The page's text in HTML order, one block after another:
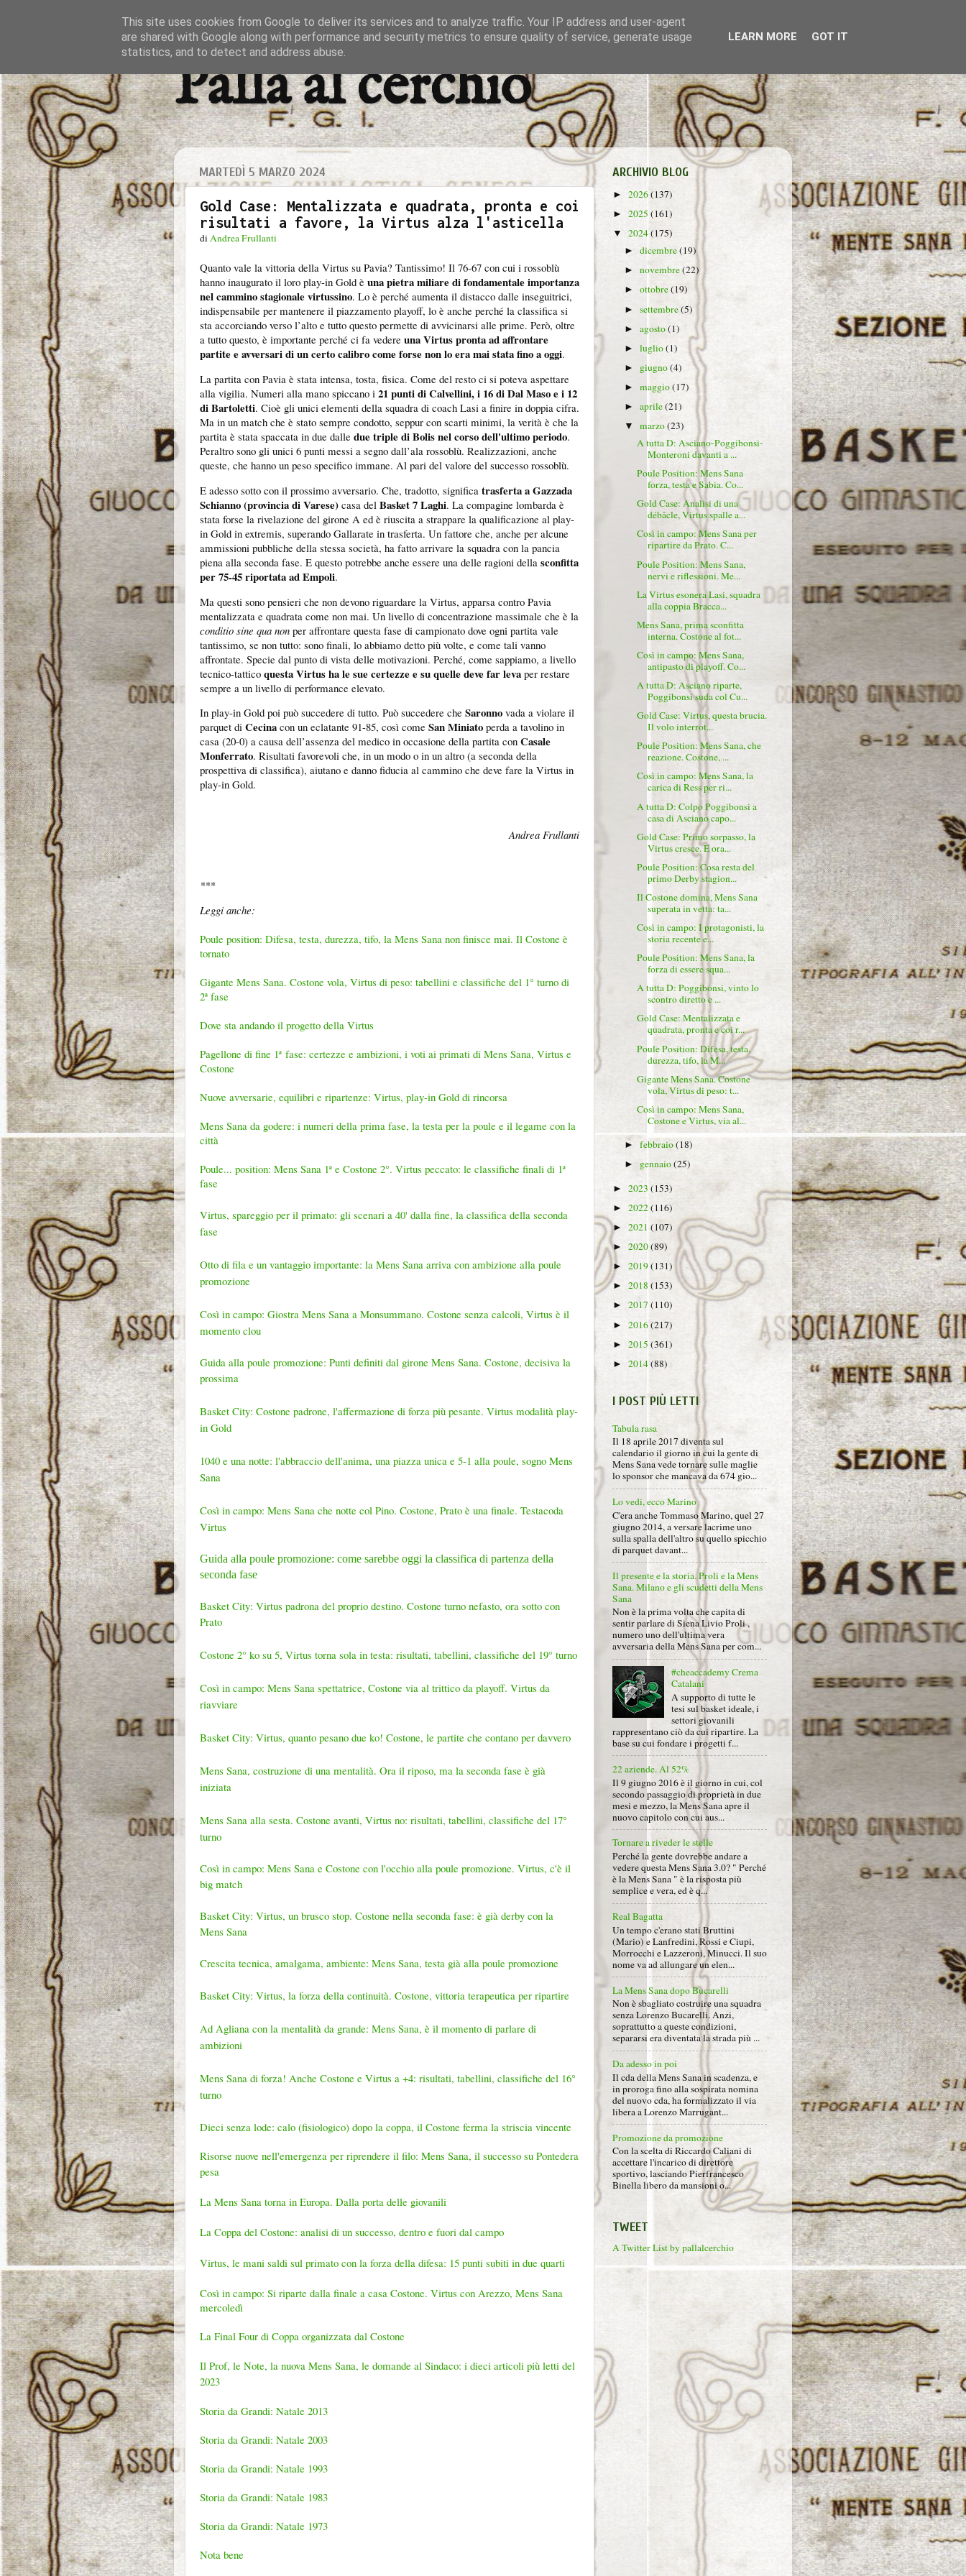
Palla al cerchio
MARTEDÌ 5 MARZO 2024
Gold Case: Mentalizzata e quadrata, pronta e coi
risultati a favore, la Virtus alza l'asticella
diAndrea Frullanti
Quanto vale la vittoria della Virtus su Pavia? Tantissimo! Il 76-67 con cui i rossoblù
hanno inaugurato il loro play-in Gold è una pietra miliare di fondamentale importanza
nel cammino stagionale virtussino. Lo è perché aumenta il distacco dalle inseguitrici,
indispensabile per mantenere il piazzamento playoff, lo è anche perché la classifica si
sta accorciando verso l’alto e tutto questo permette di avvicinarsi alle prime. Però, oltre
a tutto questo, è importante perché ci fa vedere una Virtus pronta ad affrontare
partite e avversari di un certo calibro come forse non lo era mai stata fino a oggi.
La partita con Pavia è stata intensa, tosta, fisica. Come del resto ci si poteva aspettare
alla vigilia. Numeri alla mano spiccano i 21 punti di Calvellini, i 16 di Dal Maso e i 12
di Bartoletti. Cioè gli unici elementi della squadra di coach Lasi a finire in doppia cifra.
Ma in un match che è stato sempre condotto, seppur con scarti minimi, la verità è che la
partita è stata spaccata in due dalle due triple di Bolis nel corso dell'ultimo periodo.
Peraltro sono gli unici 6 punti messi a segno dall’ala rossoblù. Realizzazioni, anche
queste, che hanno un peso specifico immane. Al pari del valore del successo rossoblù.
E adesso sotto con il prossimo avversario. Che, tradotto, significa trasferta a Gazzada
Schianno (provincia di Varese) casa del Basket 7 Laghi. La compagine lombarda è
stata forse la rivelazione del girone A ed è riuscita a strappare la qualificazione al play-
in Gold in extremis, superando Gallarate in trasferta. Un fattore che, anche per alcune
ammissioni pubbliche della stessa società, ha fatto arrivare la squadra con la pancia
piena alla seconda fase. E questo potrebbe anche essere una delle ragioni della sconfitta
per 75-45 riportata ad Empoli.
Ma questi sono pensieri che non devono riguardare la Virtus, apparsa contro Pavia
mentalizzata e quadrata come non mai. Un livello di concentrazione massimale che è la
conditio sine qua non per affrontare questa fase di campionato dove ogni partita vale
tantissimo, se non tutto: sono finali, lo abbiamo detto più volte, e come tali vanno
affrontate. Specie dal punto di vista delle motivazioni. Perché, come sappiamo, a livello
tecnico-tattico questa Virtus ha le sue certezze e su quelle deve far leva per restare
sempre a un livello di performance elevato.
In play-in Gold poi può succedere di tutto. Può succedere che Saronno vada a violare il
parquet di Cecina con un eclatante 91-85, così come San Miniato perda a tavolino in
casa (20-0) a causa dell’assenza del medico in occasione della partita con Casale
Monferrato. Risultati favorevoli che, in un modo o in un altro (a seconda della
prospettiva di classifica), aiutano e danno fiducia al cammino che deve fare la Virtus in
play-in Gold.
Andrea Frullanti
***
Leggi anche:
Poule position: Difesa, testa, durezza, tifo, la Mens Sana non finisce mai. Il Costone è
tornato
Gigante Mens Sana. Costone vola, Virtus di peso: tabellini e classifiche del 1° turno di
2ª fase
Dove sta andando il progetto della Virtus
Pagellone di fine 1ª fase: certezze e ambizioni, i voti ai primati di Mens Sana, Virtus e
Costone
Nuove avversarie, equilibri e ripartenze: Virtus, play-in Gold di rincorsa
Mens Sana da godere: i numeri della prima fase, la testa per la poule e il legame con la
città
Poule... position: Mens Sana 1ª e Costone 2°. Virtus peccato: le classifiche finali di 1ª
fase
Virtus, spareggio per il primato: gli scenari a 40' dalla fine, la classifica della seconda
fase
Otto di fila e un vantaggio importante: la Mens Sana arriva con ambizione alla poule
promozione
Così in campo: Giostra Mens Sana a Monsummano. Costone senza calcoli, Virtus è il
momento clou
Guida alla poule promozione: Punti definiti dal girone Mens Sana. Costone, decisiva la
prossima
Basket City: Costone padrone, l'affermazione di forza più pesante. Virtus modalità play-
in Gold
1040 e una notte: l'abbraccio dell'anima, una piazza unica e 5-1 alla poule, sogno Mens
Sana
Così in campo: Mens Sana che notte col Pino. Costone, Prato è una finale. Testacoda
Virtus
Guida alla poule promozione: come sarebbe oggi la classifica di partenza della
seconda fase
Basket City: Virtus padrona del proprio destino. Costone turno nefasto, ora sotto con
Prato
Costone 2° ko su 5, Virtus torna sola in testa: risultati, tabellini, classifiche del 19° turno
Così in campo: Mens Sana spettatrice, Costone via al trittico da playoff. Virtus da
riavviare
Basket City: Virtus, quanto pesano due ko! Costone, le partite che contano per davvero
Mens Sana, costruzione di una mentalità. Ora il riposo, ma la seconda fase è già
iniziata
Mens Sana alla sesta. Costone avanti, Virtus no: risultati, tabellini, classifiche del 17°
turno
Così in campo: Mens Sana e Costone con l'occhio alla poule promozione. Virtus, c'è il
big match
Basket City: Virtus, un brusco stop. Costone nella seconda fase: è già derby con la
Mens Sana
Crescita tecnica, amalgama, ambiente: Mens Sana, testa già alla poule promozione
Basket City: Virtus, la forza della continuità. Costone, vittoria terapeutica per ripartire
Ad Agliana con la mentalità da grande: Mens Sana, è il momento di parlare di
ambizioni
Mens Sana di forza! Anche Costone e Virtus a +4: risultati, tabellini, classifiche del 16°
turno
Dieci senza lode: calo (fisiologico) dopo la coppa, il Costone ferma la striscia vincente
Risorse nuove nell'emergenza per riprendere il filo: Mens Sana, il successo su Pontedera
pesa
La Mens Sana torna in Europa. Dalla porta delle giovanili
La Coppa del Costone: analisi di un successo, dentro e fuori dal campo
Virtus, le mani saldi sul primato con la forza della difesa: 15 punti subiti in due quarti
Così in campo: Si riparte dalla finale a casa Costone. Virtus con Arezzo, Mens Sana
mercoledì
La Final Four di Coppa organizzata dal Costone
Il Prof, le Note, la nuova Mens Sana, le domande al Sindaco: i dieci articoli più letti del
2023
Storia da Grandi: Natale 2013
Storia da Grandi: Natale 2003
Storia da Grandi: Natale 1993
Storia da Grandi: Natale 1983
Storia da Grandi: Natale 1973
Nota bene
ARCHIVIO BLOG
► 2026(137)
► 2025 (161)
▼ 2024(175)
►dicembre(19)
►novembre(22)
►ottobre(19)
►settembre(5)
►agosto(1)
►luglio(1)
► giugno(4)
►maggio(17)
►aprile(21)
▼marzo(23)
A tutta D: Asciano-Poggibonsi-
Monteroni davanti a ...
Poule Position: Mens Sana
forza, testa e Sabia. Co...
Gold Case: Analisi di una
débâcle, Virtus spalle a...
Così in campo: Mens Sana per
ripartire da Prato. C...
Poule Position: Mens Sana,
nervi e riflessioni. Me...
La Virtus esonera Lasi, squadra
alla coppia Bracca...
Mens Sana, prima sconfitta
interna. Costone al fot...
Così in campo: Mens Sana,
antipasto di playoff. Co...
A tutta D: Asciano riparte,
Poggibonsi suda col Cu...
Gold Case: Virtus, questa brucia.
Il volo interrot...
Poule Position: Mens Sana, che
reazione. Costone, ...
Così in campo: Mens Sana, la
carica di Ress per ri...
A tutta D: Colpo Poggibonsi a
casa di Asciano capo...
Gold Case: Primo sorpasso, la
Virtus cresce. E ora...
Poule Position: Cosa resta del
primo Derby stagion...
Il Costone domina, Mens Sana
superata in vetta: ta...
Così in campo: I protagonisti, la
storia recente e...
Poule Position: Mens Sana, la
forza di essere squa...
A tutta D: Poggibonsi, vinto lo
scontro diretto e ...
Gold Case: Mentalizzata e
quadrata, pronta e coi r...
Poule Position: Difesa, testa,
durezza, tifo, la M...
Gigante Mens Sana. Costone
vola, Virtus di peso: t...
Così in campo: Mens Sana,
Costone e Virtus, via al...
►febbraio(18)
► gennaio(25)
► 2023 (153)
► 2022(116)
► 2021 (107)
► 2020(89)
► 2019(131)
► 2018 (153)
► 2017 (110)
► 2016(217)
► 2015 (361)
► 2014(88)
I POST PIÙ LETTI
Tabula rasa
Il 18 aprile 2017 diventa sul
calendario il giorno in cui la gente di
Mens Sana vede tornare sulle maglie
lo sponsor che mancava da 674 gio...
Lo vedi, ecco Marino
C'era anche Tommaso Marino, quel 27
giugno 2014, a versare lacrime uno
sulla spalla dell'altro su quello spicchio
di parquet davant...
Il presente e la storia. Proli e la Mens
Sana. Milano e gli scudetti della Mens
Sana
Non è la prima volta che capita di
sentir parlare di Siena Livio Proli ,
numero uno dell'ultima vera
avversaria della Mens Sana per com...
#cheaccademy Crema
Catalani
A supporto di tutte le
tesi sul basket ideale, i
settori giovanili
rappresentano ciò da cui ripartire. La
base su cui fondare i progetti f...
22 aziende. Al 52%
Il 9 giugno 2016 è il giorno in cui, col
secondo passaggio di proprietà in due
mesi e mezzo, la Mens Sana apre il
nuovo capitolo con cui aus...
Tornare a riveder le stelle
Perché la gente dovrebbe andare a
vedere questa Mens Sana 3.0? " Perché
è la Mens Sana " è la risposta più
semplice e vera, ed è q...
Real Bagatta
Un tempo c'erano stati Bruttini
(Mario) e Lanfredini, Rossi e Ciupi,
Morrocchi e Lazzeroni, Minucci. Il suo
nome va ad allungare un elen...
La Mens Sana dopo Bucarelli
Non è sbagliato costruire una squadra
senza Lorenzo Bucarelli. Anzi,
soprattutto a queste condizioni,
separarsi era diventata la strada più ...
Da adesso in poi
Il cda della Mens Sana in scadenza, e
in proroga fino alla sospirata nomina
del nuovo cda, ha formalizzato il via
libera a Lorenzo Marrugant...
Promozione da promozione
Con la scelta di Riccardo Caliani di
accettare l'incarico di direttore
sportivo, lasciando Pierfrancesco
Binella libero da mansioni o...
TWEET
A Twitter List by pallalcerchio
This site uses cookies from Google to deliver its services and to analyze traffic. Your IP address and user-agent
are shared with Google along with performance and security metrics to ensure quality of service, generate usage
statistics, and to detect and address abuse.
LEARN MORE GOT IT